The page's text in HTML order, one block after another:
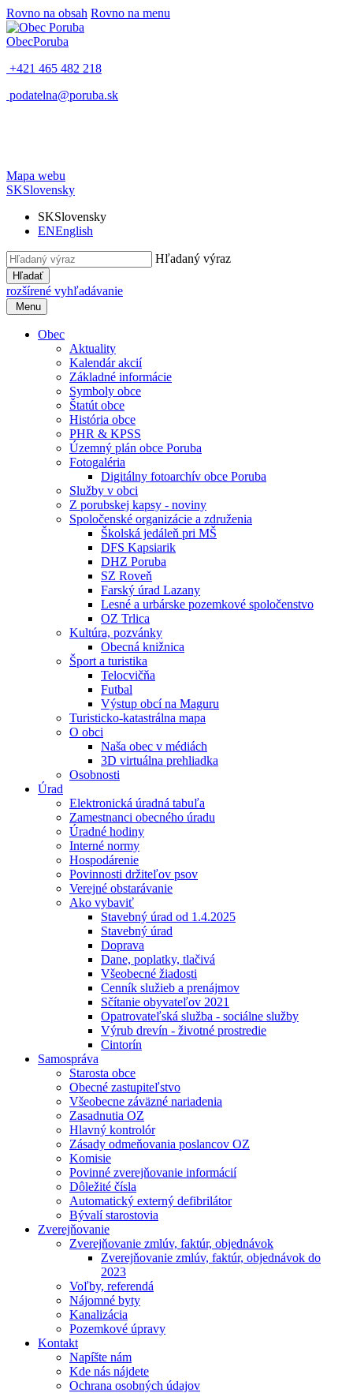
Rovno na obsah Rovno na menu
ObecPoruba
+421 465 482 218
podatelna@poruba.sk
Mapa webu
SKSlovensky
SKSlovensky
ENEnglish
Hľadaný výraz
Hľadať
rozšírené vyhľadávanie
Menu
Obec
Aktuality
Kalendár akcií
Základné informácie
Symboly obce
Štatút obce
História obce
PHR & KPSS
Územný plán obce Poruba
Fotogaléria
Digitálny fotoarchív obce Poruba
Služby v obci
Z porubskej kapsy - noviny
Spoločenské organizácie a združenia
Školská jedáleň pri MŠ
DFS Kapsiarik
DHZ Poruba
SZ Roveň
Farský úrad Lazany
Lesné a urbárske pozemkové spoločenstvo
OZ Trlica
Kultúra, pozvánky
Obecná knižnica
Šport a turistika
Telocvičňa
Futbal
Výstup obcí na Maguru
Turisticko-katastrálna mapa
O obci
Naša obec v médiách
3D virtuálna prehliadka
Osobnosti
Úrad
Elektronická úradná tabuľa
Zamestnanci obecného úradu
Úradné hodiny
Interné normy
Hospodárenie
Povinnosti držiteľov psov
Verejné obstarávanie
Ako vybaviť
Stavebný úrad od 1.4.2025
Stavebný úrad
Doprava
Dane, poplatky, tlačivá
Všeobecné žiadosti
Cenník služieb a prenájmov
Sčítanie obyvateľov 2021
Opatrovateľská služba - sociálne služby
Výrub drevín - životné prostredie
Cintorín
Samospráva
Starosta obce
Obecné zastupiteľstvo
Všeobecne záväzné nariadenia
Zasadnutia OZ
Hlavný kontrolór
Zásady odmeňovania poslancov OZ
Komisie
Povinné zverejňovanie informácií
Dôležité čísla
Automatický externý defibrilátor
Bývalí starostovia
Zverejňovanie
Zverejňovanie zmlúv, faktúr, objednávok
Zverejňovanie zmlúv, faktúr, objednávok do
2023
Voľby, referendá
Nájomné byty
Kanalizácia
Pozemkové úpravy
Kontakt
Napíšte nám
Kde nás nájdete
Ochrana osobných údajov